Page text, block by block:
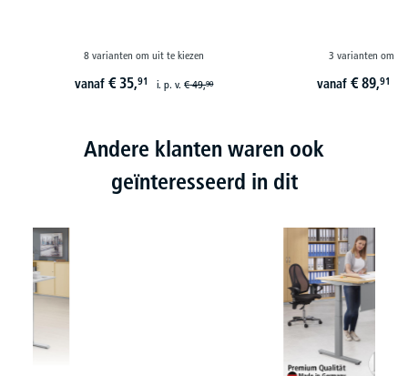
8 varianten om uit te kiezen
vanaf€ 35,91 i. p. v.€ 49,90
3 varianten om
vanaf€ 89,91
Andere klanten waren ook
geïnteresseerd in dit